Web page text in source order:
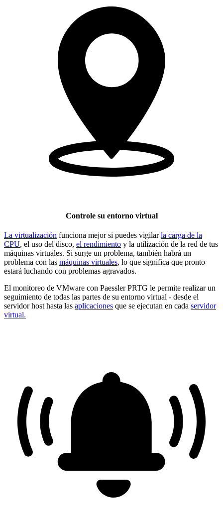
Controle su entorno virtual
La virtualización funciona mejor si puedes vigilarla carga de la
CPU, el uso del disco, el rendimiento y la utilización de la red de tus
máquinas virtuales. Si surge un problema, también habrá un
problema con las máquinas virtuales, lo que significa que pronto
estará luchando con problemas agravados.
El monitoreo de VMware con Paessler PRTG le permite realizar un
seguimiento de todas las partes de su entorno virtual - desde el
servidor host hasta las aplicaciones que se ejecutan en cada servidor
virtual.